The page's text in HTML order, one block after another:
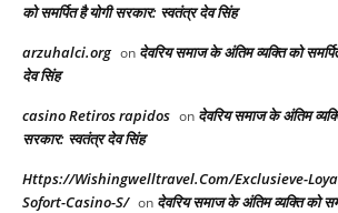
को समर्पित है योगी सरकार: स्वतंत्र देव सिंह
arzuhalci.org on देवरिय समाज के अंतिम व्यक्ति को
देव सिंह
casino Retiros rapidos on देवरिय समाज के अंतिम
सरकार: स्वतंत्र देव सिंह
Https://Wishingwelltravel.Com/Exclusieve-
Sofort-Casino-S/ on देवरिय समाज के अंतिम व्यक्ति को